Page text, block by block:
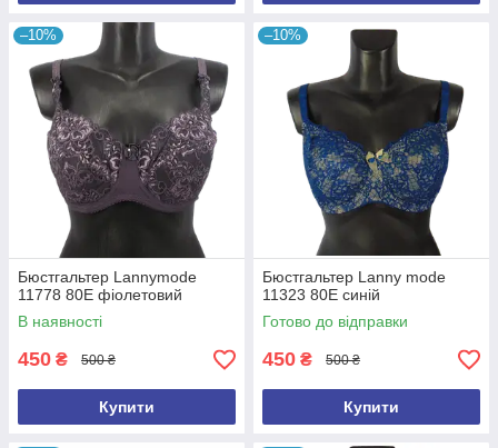
–10%
Бюстгальтер Lannymode
11778 80E фіолетовий
В наявності
450 ₴ 500 ₴
Купити
–10%
Бюстгальтер Lanny mode
11323 80E синій
Готово до відправки
450 ₴ 500 ₴
Купити